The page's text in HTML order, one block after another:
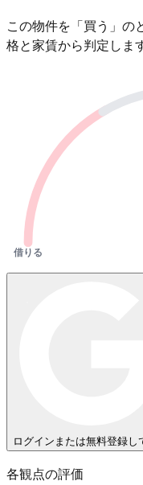
この物件を「買う」の
格と家賃から判定します
借りる
ログインまたは無料登録し
各観点の評価